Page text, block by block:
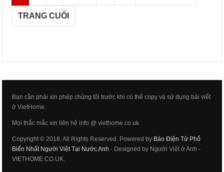
TRANG CUỐI
Bạn cần phải xin phép chúng tôi trước khi có thể copy và sử dụng bài viết
ở VietHome.
Mọi thắc mắc xin liên hệ info @ viethome.co.uk
Copyright © 2018. All Rights Reserved. Powered by Báo Điện Tử Phổ
Biến Nhất Người Việt Tại Nước Anh - Designed by Người Việt ở Anh -
VIETHOME.CO.UK.